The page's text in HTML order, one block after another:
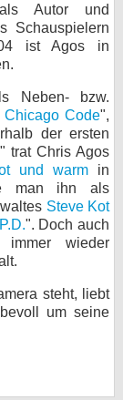
Autor und
Schauspielern
ist Agos in
Neben- bzw.
Chicago Code",
der ersten
" trat Chris Agos
und warm in
man ihn als
Steve Kot
". Doch auch
wieder
steht, liebt
um seine